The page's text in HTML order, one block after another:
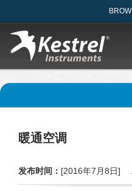
暖通空调
发布时间： [2016年7月8日]